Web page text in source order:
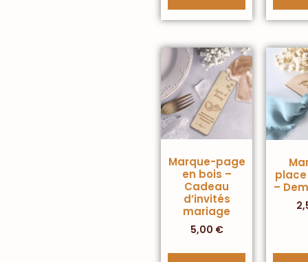
Marque-page
en bois –
Cadeau
d’invités
mariage
5,00 €
–